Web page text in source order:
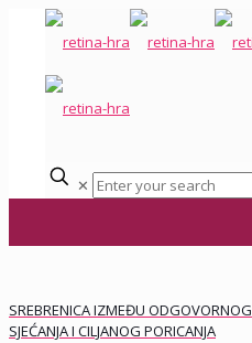
✕
SREBRENICA IZMEĐU ODGOVORNOG
SJEĆANJA I CILJANOG PORICANJA